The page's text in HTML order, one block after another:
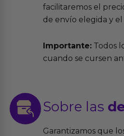
facilitaremos el
de envío elegida y el
Importante: Todos
cuando se cursen
Sobre las
Garantizamos que